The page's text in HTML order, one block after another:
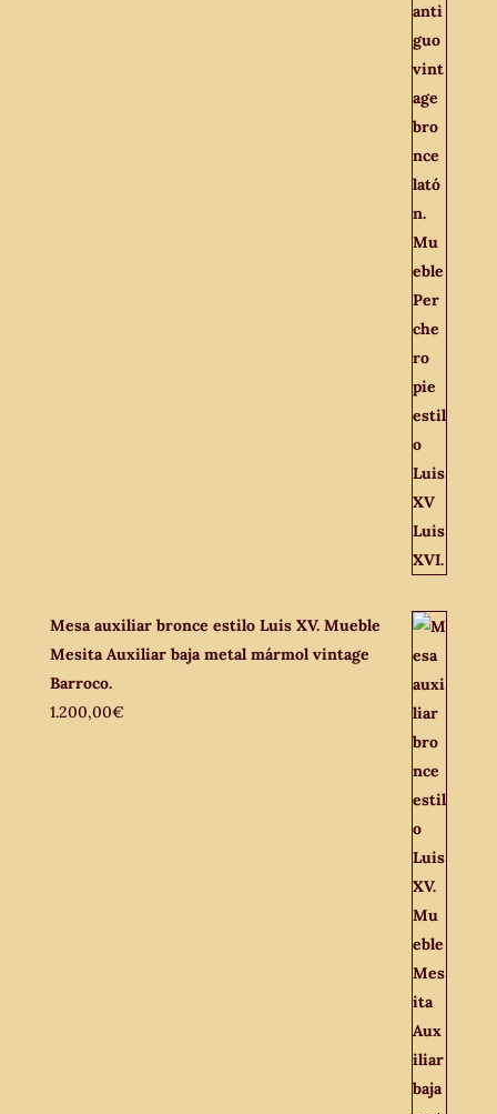
Mesa auxiliar bronce estilo Luis XV. Mueble
Mesita Auxiliar baja metal mármol vintage
Barroco.
1.200,00€